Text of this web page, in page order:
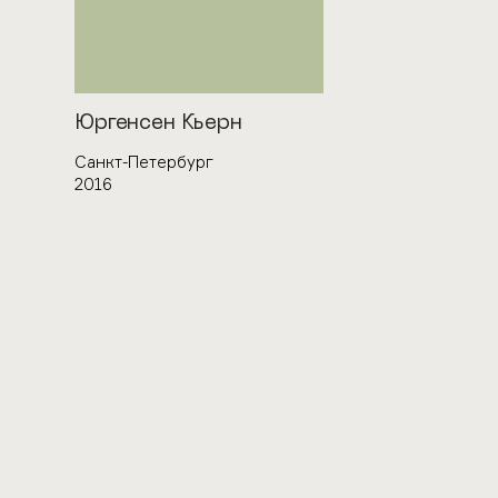
Автор
Юргенсен Кьерн
Город
Санкт-Петербург
Год
2016